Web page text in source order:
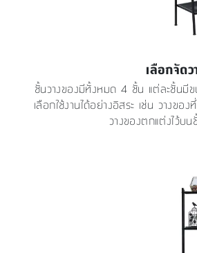
เลือกจัดว
ชั้นวางของมีทั้งหมด 4 ชั้น แต่ละชั้นมี
เลือกใช้งานได้อย่างอิสระ เช่น วางข
วางของตกแต่งไว้บ